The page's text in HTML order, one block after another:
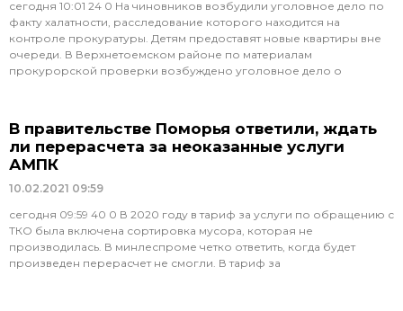
сегодня 10:01 24 0 На чиновников возбудили уголовное дело по
факту халатности, расследование которого находится на
контроле прокуратуры. Детям предоставят новые квартиры вне
очереди. В Верхнетоемском районе по материалам
прокурорской проверки возбуждено уголовное дело о
В правительстве Поморья ответили, ждать
ли перерасчета за неоказанные услуги
АМПК
10.02.2021 09:59
сегодня 09:59 40 0 В 2020 году в тариф за услуги по обращению с
ТКО была включена сортировка мусора, которая не
производилась. В минлеспроме четко ответить, когда будет
произведен перерасчет не смогли. В тариф за